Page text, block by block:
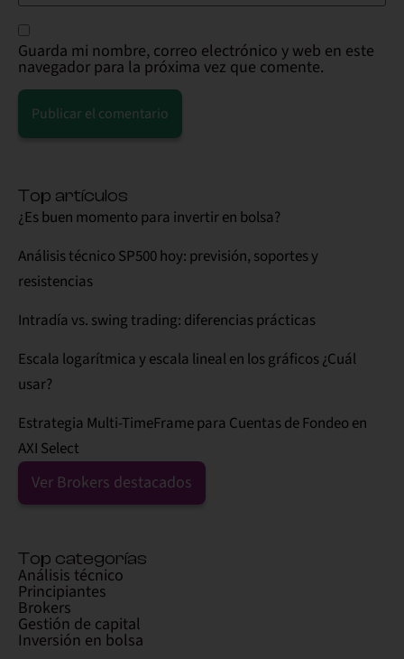
Guarda mi nombre, correo electrónico y web en este
navegador para la próxima vez que comente.
Top artículos
¿Es buen momento para invertir en bolsa?
Análisis técnico SP500 hoy: previsión, soportes y
resistencias
Intradía vs. swing trading: diferencias prácticas
Escala logarítmica y escala lineal en los gráficos ¿Cuál
usar?
Estrategia Multi-TimeFrame para Cuentas de Fondeo en
AXI Select
Ver Brokers destacados
Top categorías
Análisis técnico
Principiantes
Brokers
Gestión de capital
Inversión en bolsa